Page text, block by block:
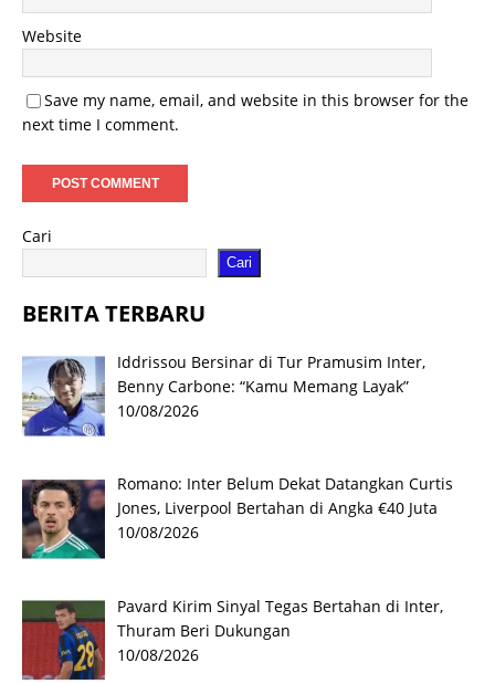
Website
Save my name, email, and website in this browser for the
next time I comment.
Cari
Cari
BERITA TERBARU
Iddrissou Bersinar di Tur Pramusim Inter,
Benny Carbone: “Kamu Memang Layak”
10/08/2026
Romano: Inter Belum Dekat Datangkan Curtis
Jones, Liverpool Bertahan di Angka €40 Juta
10/08/2026
Pavard Kirim Sinyal Tegas Bertahan di Inter,
Thuram Beri Dukungan
10/08/2026